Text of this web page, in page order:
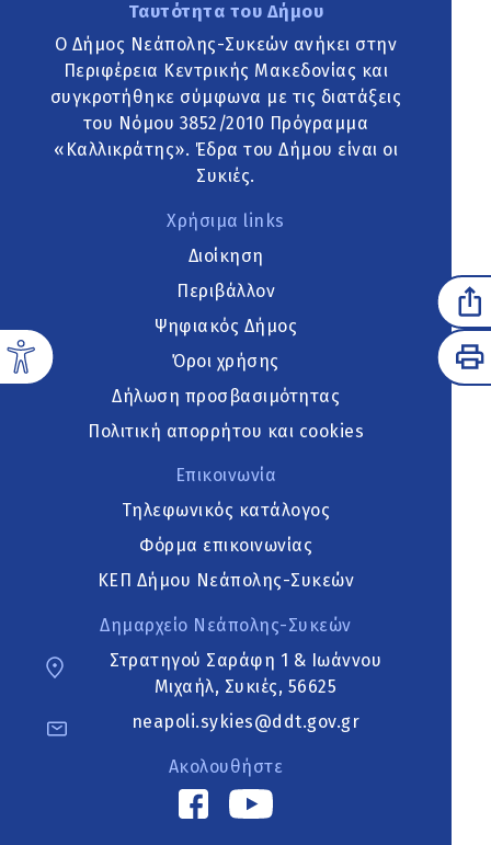
Ταυτότητα του Δήμου
Ο Δήμος Νεάπολης-Συκεών ανήκει στην
Περιφέρεια Κεντρικής Μακεδονίας και
συγκροτήθηκε σύμφωνα με τις διατάξεις
του Νόμου 3852/2010 Πρόγραμμα
«Καλλικράτης». Έδρα του Δήμου είναι οι
Συκιές.
Χρήσιμα links
Διοίκηση
Περιβάλλον
Ψηφιακός Δήμος
Όροι χρήσης
Δήλωση προσβασιμότητας
Πολιτική απορρήτου και cookies
Επικοινωνία
Τηλεφωνικός κατάλογος
Φόρμα επικοινωνίας
ΚΕΠ Δήμου Νεάπολης-Συκεών
Δημαρχείο Νεάπολης-Συκεών
Στρατηγού Σαράφη 1 & Ιωάννου
Μιχαήλ, Συκιές, 56625
neapoli.sykies@ddt.gov.gr
Ακολουθήστε